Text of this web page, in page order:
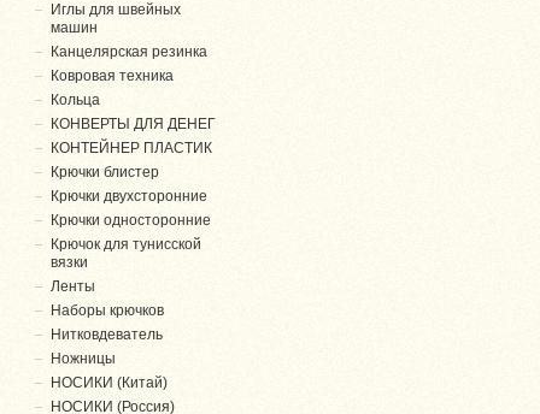
Иглы для швейных
машин
Канцелярская резинка
Ковровая техника
Кольца
КОНВЕРТЫ ДЛЯ ДЕНЕГ
КОНТЕЙНЕР ПЛАСТИК
Крючки блистер
Крючки двухсторонние
Крючки односторонние
Крючок для тунисской
вязки
Ленты
Наборы крючков
Нитковдеватель
Ножницы
НОСИКИ (Китай)
НОСИКИ (Россия)